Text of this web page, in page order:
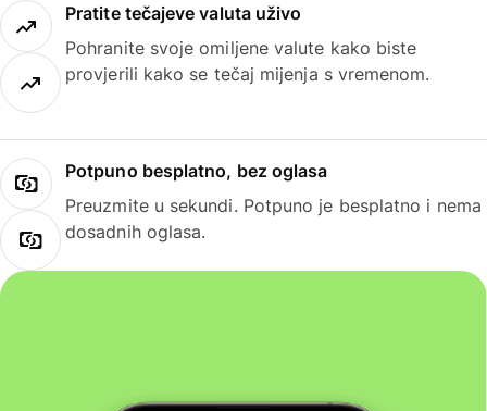
Pratite tečajeve valuta uživo
Pohranite svoje omiljene valute kako biste
provjerili kako se tečaj mijenja s vremenom.
Potpuno besplatno, bez oglasa
Preuzmite u sekundi. Potpuno je besplatno i nema
dosadnih oglasa.